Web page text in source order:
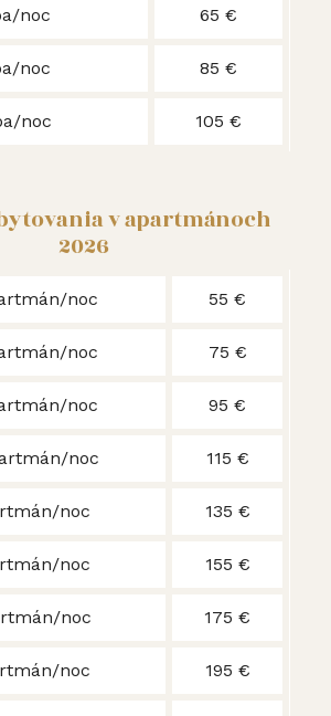
noc 65 €
noc 85 €
noc 105 €
v apartmánoch
2026
noc 55 €
noc 75 €
noc 95 €
noc 115 €
noc 135 €
noc 155 €
noc 175 €
noc 195 €